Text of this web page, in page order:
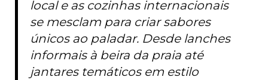
local e as cozinhas internacionais
se mesclam para criar sabores
únicos ao paladar. Desde lanches
informais à beira da praia até
jantares temáticos em estilo